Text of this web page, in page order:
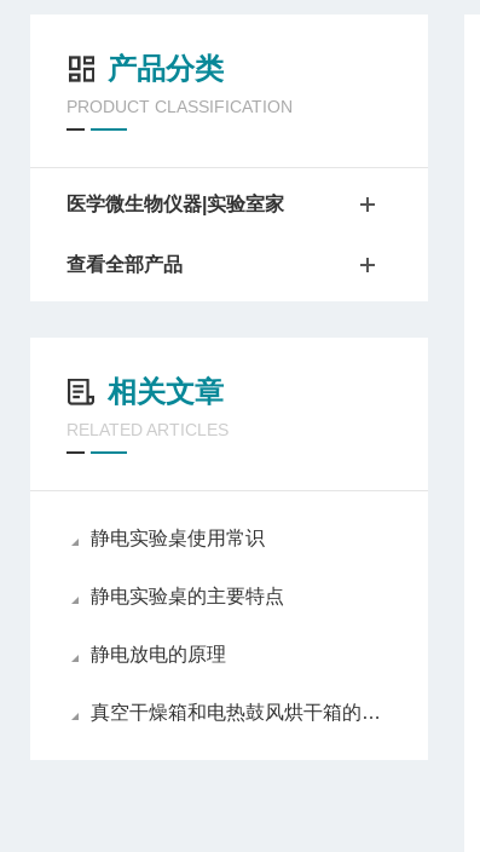
产品分类
PRODUCT CLASSIFICATION
医学微生物仪器|实验室家
查看全部产品
相关文章
RELATED ARTICLES
静电实验桌使用常识
静电实验桌的主要特点
静电放电的原理
真空干燥箱和电热鼓风烘干箱的区别